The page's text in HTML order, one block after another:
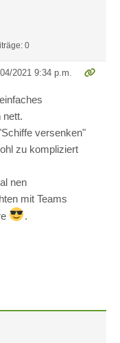
0
2021 9:34 p.m.
nett.
versenken"
zu kompliziert
nen
mit Teams
.